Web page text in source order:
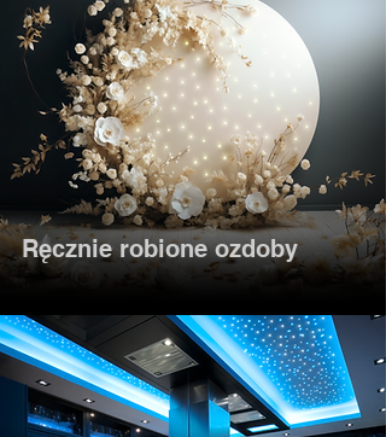
Ręcznie robione ozdoby